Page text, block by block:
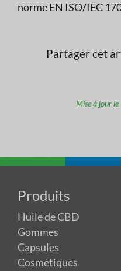
norme EN ISO/IEC
Partager cet
Mise à jour
Produits
Huile de CBD
Gommes
Capsules
Cosmétiques